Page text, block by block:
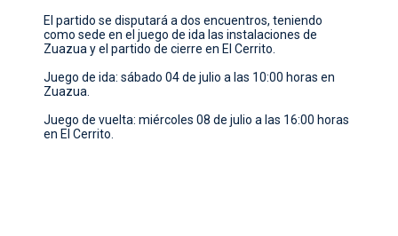
ESTADIO
PRENSA
CONTACTO
El partido se disputará a dos encuentros, teniendo
como sede en el juego de ida las instalaciones de
Zuazua y el partido de cierre en El Cerrito.
Juego de ida: sábado 04 de julio a las 10:00 horas en
Zuazua.
Juego de vuelta: miércoles 08 de julio a las 16:00 horas
en El Cerrito.